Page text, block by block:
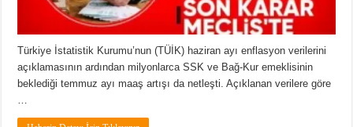
Türkiye İstatistik Kurumu’nun (TÜİK) haziran ayı enflasyon verilerini
açıklamasının ardından milyonlarca SSK ve Bağ-Kur emeklisinin
beklediği temmuz ayı maaş artışı da netleşti. Açıklanan verilere göre
…